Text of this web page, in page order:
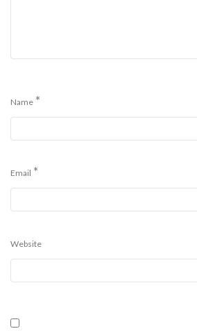
Name *
Email *
Website